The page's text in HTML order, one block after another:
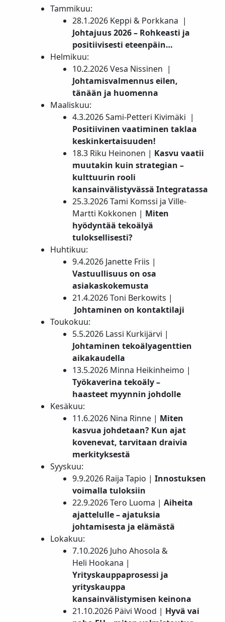
Tammikuu:
28.1.2026 Keppi & Porkkana |
Johtajuus 2026 – Rohkeasti ja
positiivisesti eteenpäin…
Helmikuu:
10.2.2026 Vesa Nissinen |
Johtamisvalmennus eilen,
tänään ja huomenna
Maaliskuu:
4.3.2026 Sami-Petteri Kivimäki |
Positiivinen vaatiminen taklaa
keskinkertaisuuden!
18.3 Riku Heinonen | Kasvu vaatii
muutakin kuin strategian –
kulttuurin rooli
kansainvälistyvässä Integratassa
25.3.2026 Tami Komssi ja Ville-
Martti Kokkonen | Miten
hyödyntää tekoälyä
tuloksellisesti?
Huhtikuu:
9.4.2026 Janette Friis |
Vastuullisuus on osa
asiakaskokemusta
21.4.2026 Toni Berkowits |
Johtaminen on kontaktilaji
Toukokuu:
5.5.2026 Lassi Kurkijärvi |
Johtaminen tekoälyagenttien
aikakaudella
13.5.2026 Minna Heikinheimo |
Työkaverina tekoäly –
haasteet myynnin johdolle
Kesäkuu:
11.6.2026 Nina Rinne | Miten
kasvua johdetaan? Kun ajat
kovenevat, tarvitaan draivia
merkityksestä
Syyskuu:
9.9.2026 Raija Tapio | Innostuksen
voimalla tuloksiin
22.9.2026 Tero Luoma | Aiheita
ajattelulle – ajatuksia
johtamisesta ja elämästä
Lokakuu:
7.10.2026 Juho Ahosola &
Heli Hookana |
Yrityskauppaprosessi ja
yrityskauppa
kansainvälistymisen keinona
21.10.2026 Päivi Wood | Hyvä vai